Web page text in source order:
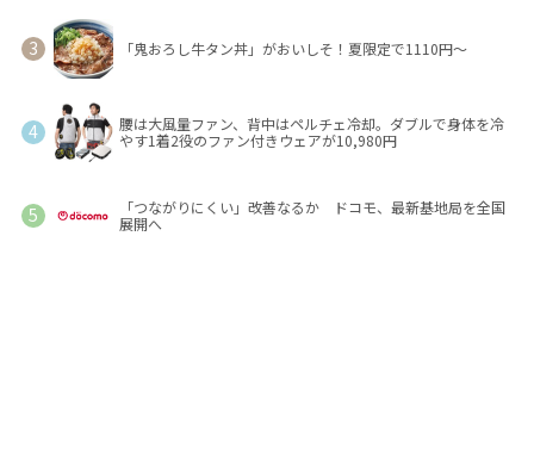
「鬼おろし牛タン丼」がおいしそ！夏限定で1110円～
腰は大風量ファン、背中はペルチェ冷却。ダブルで身体を冷
やす1着2役のファン付きウェアが10,980円
「つながりにくい」改善なるか ドコモ、最新基地局を全国
展開へ